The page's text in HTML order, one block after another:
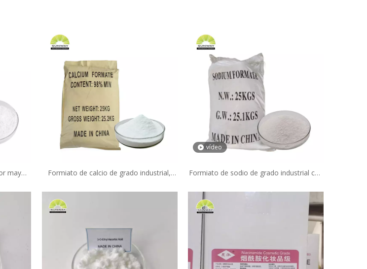
mayor
97%
Formiato de calcio de grado industrial,
cristalino, nanoformiato de calcio al
vídeo
Formiato de sodio de grado industrial con